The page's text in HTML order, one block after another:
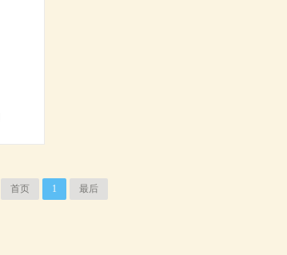
首页 1 最后